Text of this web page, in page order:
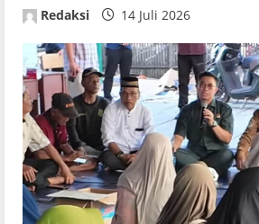
Redaksi 14 Juli 2026